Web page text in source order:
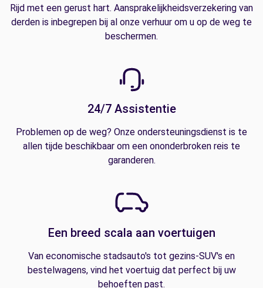
Rijd met een gerust hart. Aansprakelijkheidsverzekering van
derden is inbegrepen bij al onze verhuur om u op de weg te
beschermen.
24/7 Assistentie
Problemen op de weg? Onze ondersteuningsdienst is te
allen tijde beschikbaar om een ononderbroken reis te
garanderen.
Een breed scala aan voertuigen
Van economische stadsauto's tot gezins-SUV's en
bestelwagens, vind het voertuig dat perfect bij uw
behoeften past.